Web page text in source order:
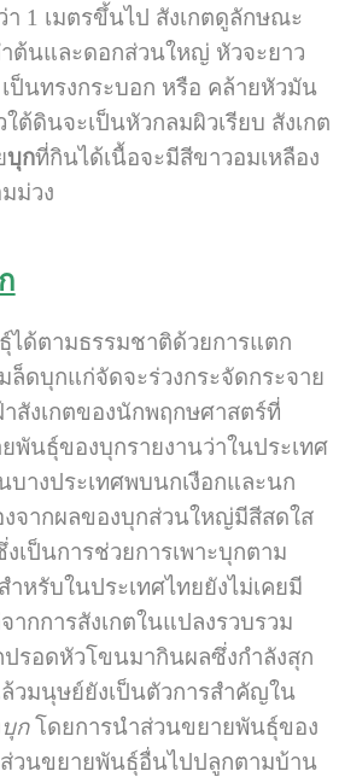
1 เมตรขึ้นไป สังเกตดูลักษณะ
ต้นและดอกส่วนใหญ่ หัวจะยาว
ป็นทรงกระบอก หรือ คล้ายหัวมัน
ดินจะเป็นหัวกลมผิวเรียบ สังเกต
บุกที่กินได้เนื้อจะมีสีขาวอมเหลือง
ม่วง
ด้ตามธรรมชาติด้วยการแตก
ล็ดบุกแก่จัดจะร่วงกระจัดกระจาย
สังเกตของนักพฤกษศาสตร์ที่
ยพันธุ์ของบุกรายงานว่าในประเทศ
บางประเทศพบนกเงือกและนก
งจากผลของบุกส่วนใหญ่มีสีสดใส
เป็นการช่วยการเพาะบุกตาม
หรับในประเทศไทยยังไม่เคยมี
ากการสังเกตในแปลงรวบรวม
รอดหัวโขนมากินผลซึ่งกำลังสุก
วมนุษย์ยังเป็นตัวการสำคัญใน
บุกโดยการนำส่วนขยายพันธุ์ของ
วนขยายพันธุ์อื่นไปปลูกตามบ้าน